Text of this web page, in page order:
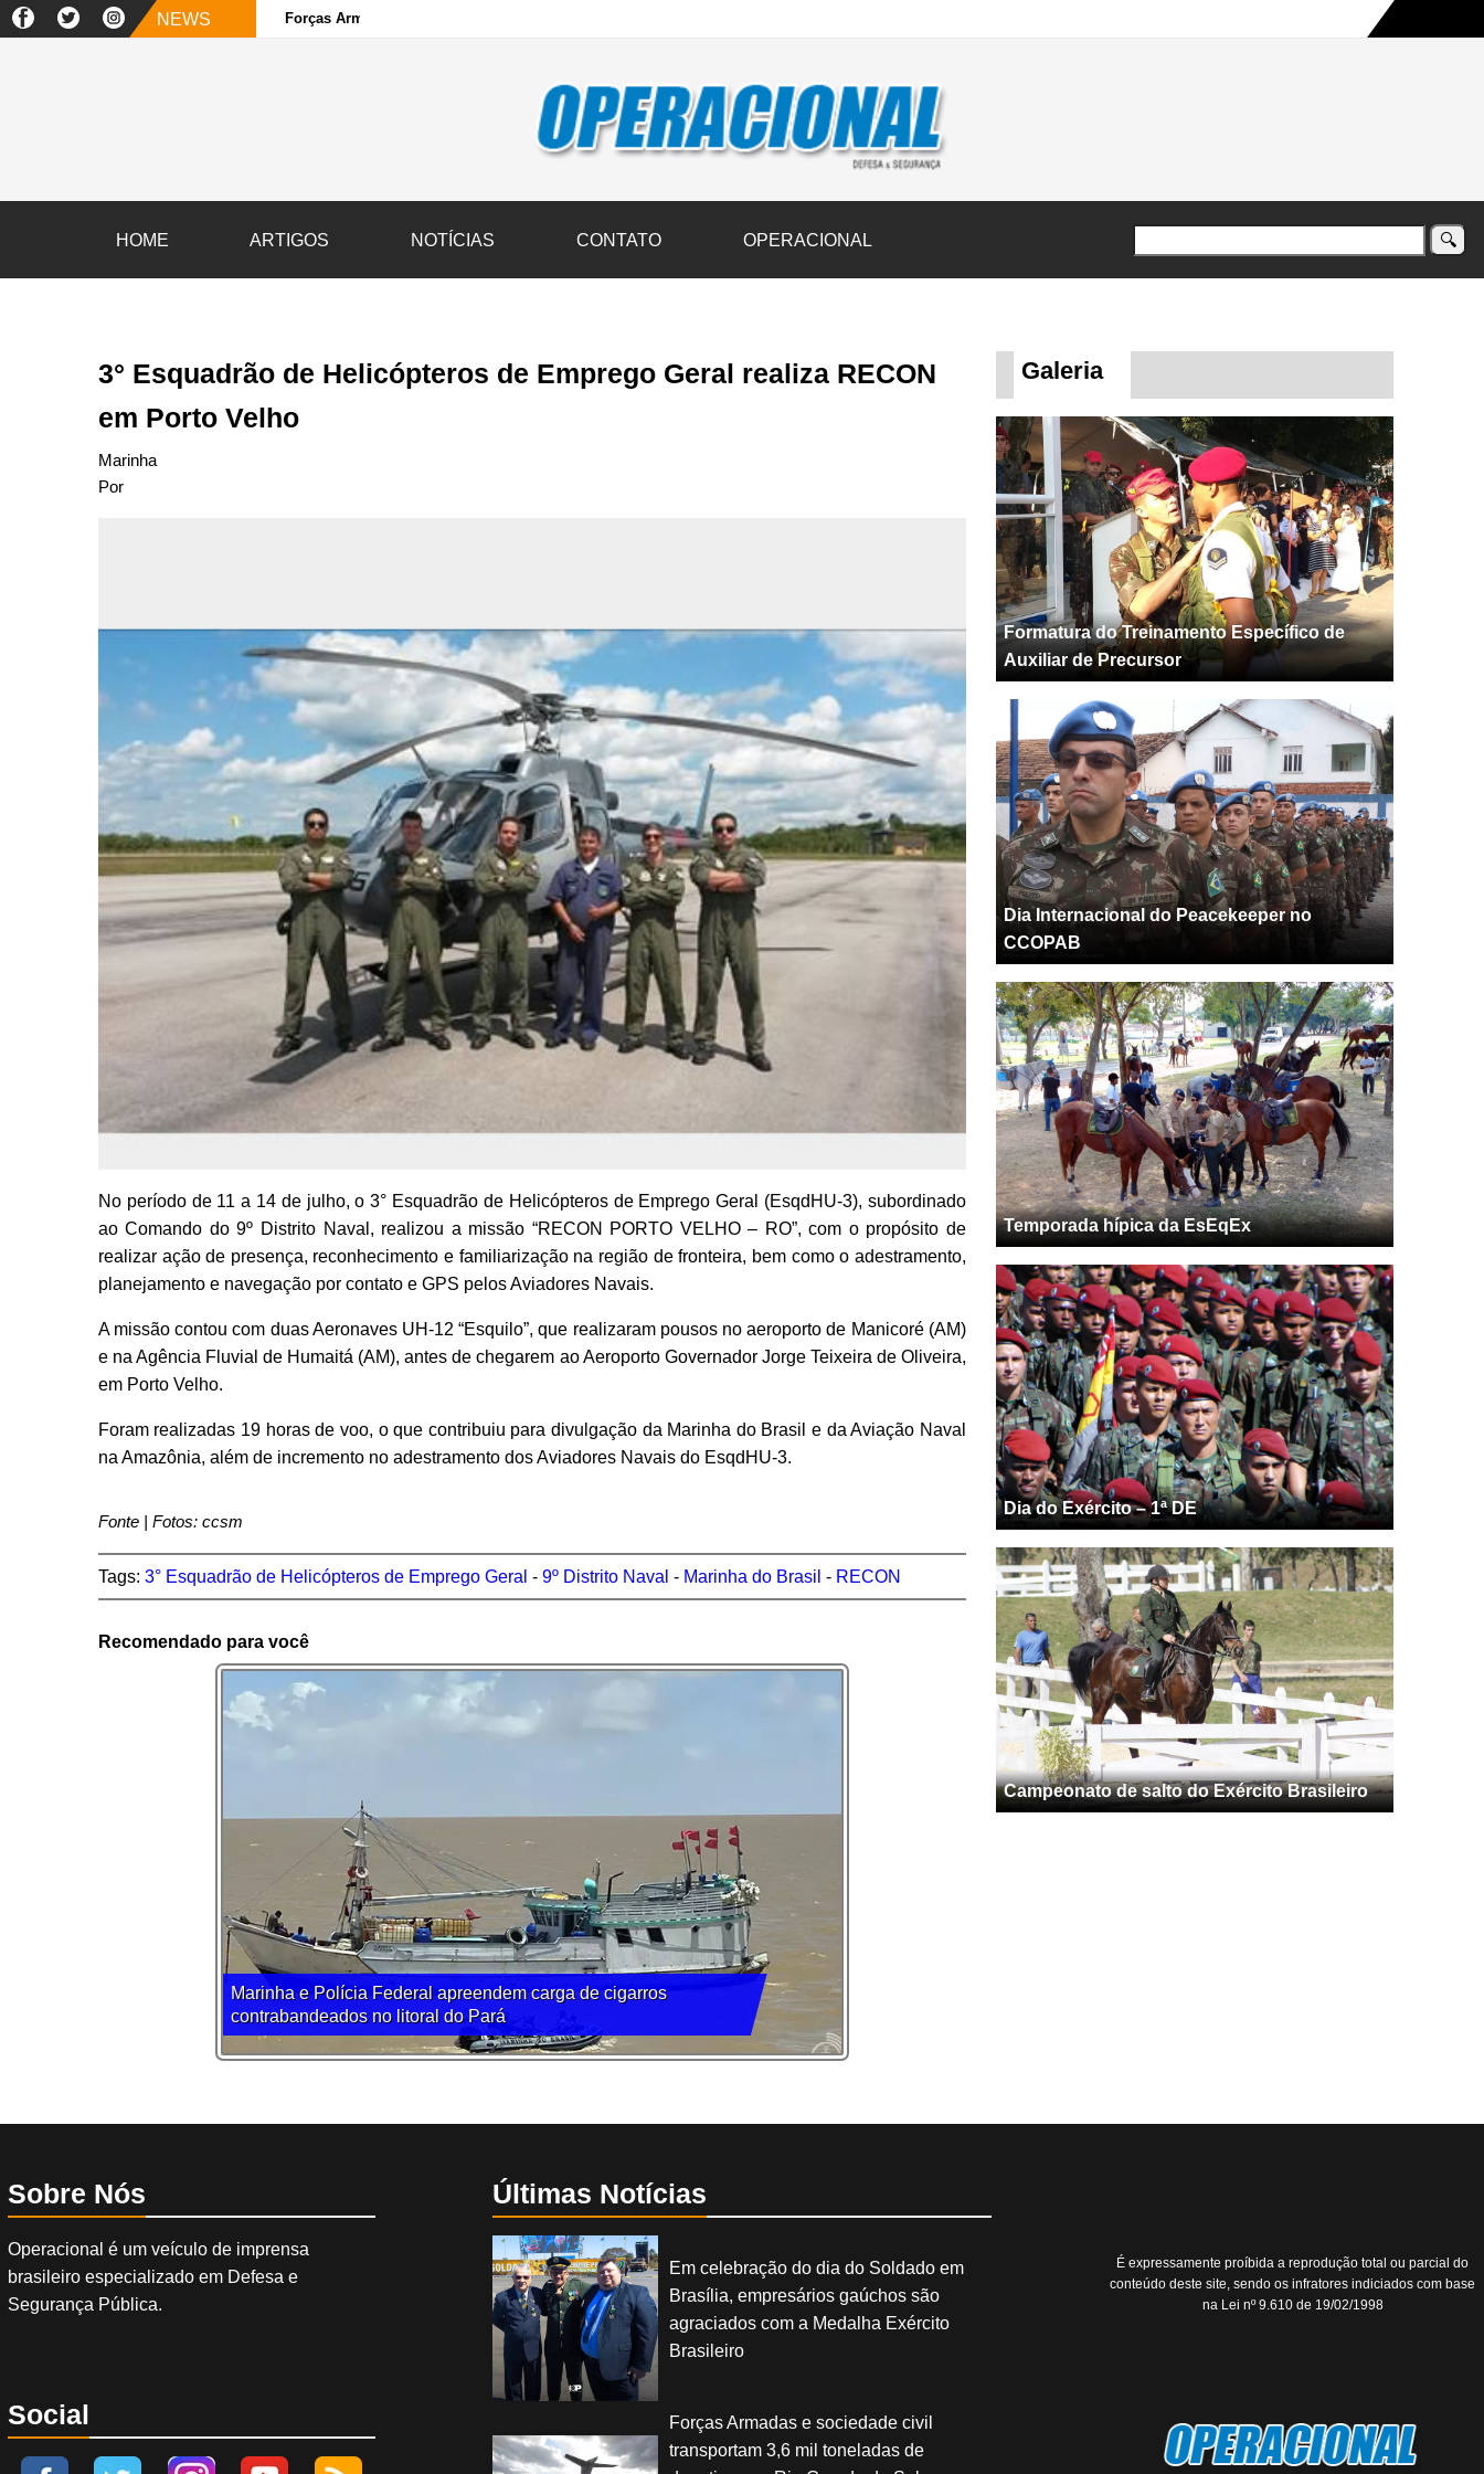
NEWS Forças Armadas e sociedade civil transportam 3,6 mil toneladas de donativos ao Rio Grande do Sul na maior campanha humanitária já registrada no país
HOME ARTIGOS NOTÍCIAS CONTATO OPERACIONAL
3° Esquadrão de Helicópteros de Emprego Geral realiza RECON
em Porto Velho
Marinha
Por
No período de 11 a 14 de julho, o 3° Esquadrão de Helicópteros de Emprego Geral (EsqdHU-3), subordinado
ao Comando do 9º Distrito Naval, realizou a missão “RECON PORTO VELHO – RO”, com o propósito de
realizar ação de presença, reconhecimento e familiarização na região de fronteira, bem como o adestramento,
planejamento e navegação por contato e GPS pelos Aviadores Navais.
A missão contou com duas Aeronaves UH-12 “Esquilo”, que realizaram pousos no aeroporto de Manicoré (AM)
e na Agência Fluvial de Humaitá (AM), antes de chegarem ao Aeroporto Governador Jorge Teixeira de Oliveira,
em Porto Velho.
Foram realizadas 19 horas de voo, o que contribuiu para divulgação da Marinha do Brasil e da Aviação Naval
na Amazônia, além de incremento no adestramento dos Aviadores Navais do EsqdHU-3.
Fonte | Fotos: ccsm
Tags: 3° Esquadrão de Helicópteros de Emprego Geral - 9º Distrito Naval - Marinha do Brasil - RECON
Recomendado para você
Marinha e Polícia Federal apreendem carga de cigarros
contrabandeados no litoral do Pará
Galeria
Formatura do Treinamento Específico de
Auxiliar de Precursor
Dia Internacional do Peacekeeper no
CCOPAB
Temporada hípica da EsEqEx
Dia do Exército – 1ª DE
Campeonato de salto do Exército Brasileiro
Sobre Nós
Operacional é um veículo de imprensa
brasileiro especializado em Defesa e
Segurança Pública.
Social
Últimas Notícias
Em celebração do dia do Soldado em
Brasília, empresários gaúchos são
agraciados com a Medalha Exército
Brasileiro
Forças Armadas e sociedade civil
transportam 3,6 mil toneladas de
É expressamente proíbida a reprodução total ou parcial do
conteúdo deste site, sendo os infratores indiciados com base
na Lei nº 9.610 de 19/02/1998